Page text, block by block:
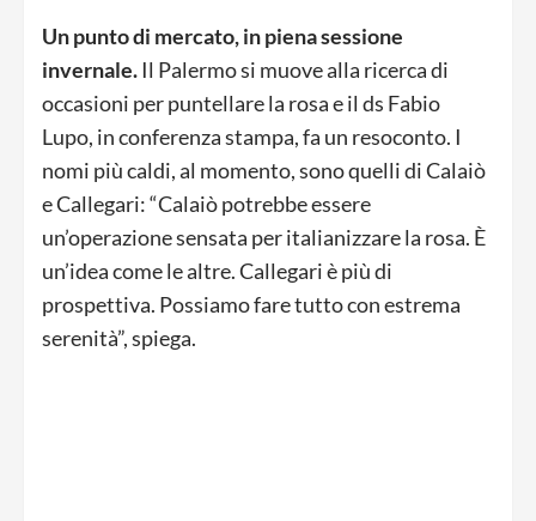
Un punto di mercato, in piena sessione
invernale.Il Palermo si muove alla ricerca di
occasioni per puntellare la rosa e il ds Fabio
Lupo, in conferenza stampa, fa un resoconto. I
nomi più caldi, al momento, sono quelli di Calaiò
e Callegari: “Calaiò potrebbe essere
un’operazione sensata per italianizzare la rosa. È
un’idea come le altre. Callegari è più di
prospettiva. Possiamo fare tutto con estrema
serenità”, spiega.